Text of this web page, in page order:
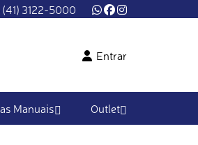
3122-5000
Entrar
Manuais Outlet